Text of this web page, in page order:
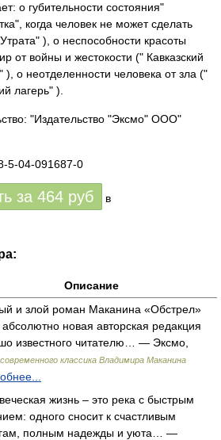
о губительности состояния"
когда человек не может сделать
), о неспособности красоты
от войны и жестокости (" Кавказский
), о неотделенности человека от зла ("
лагерь" ).
"Издательство "Эксмо" ООО"
5-04-091687-0
за 464 руб в
Описание
и злой роман Маканина «Обстрел»
абсолютно новая авторская редакция
известного читателю… — Эксмо,
классика Владимира Маканина
жизнь – это река с быстрым
одного сносит к счастливым
полным надежды и уюта… —